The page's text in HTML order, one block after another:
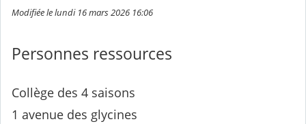
Modifiée le lundi 16 mars 2026 16:06
Personnes ressources
Collège des 4 saisons
1 avenue des glycines